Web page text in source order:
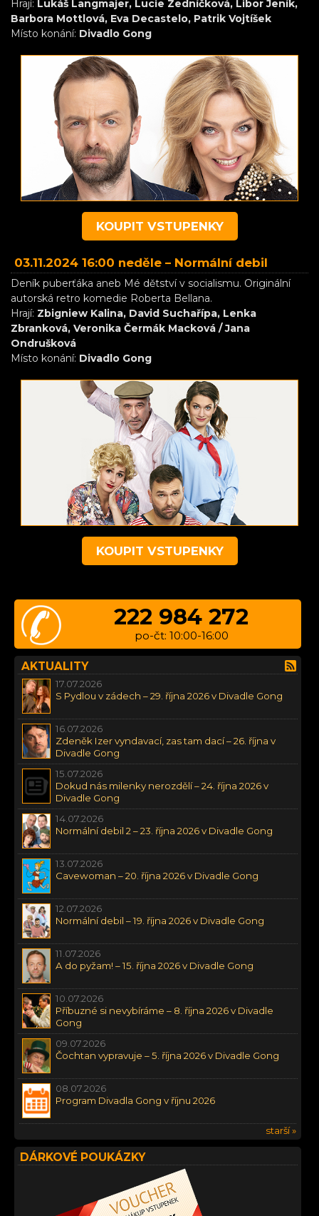
Hrají: Lukáš Langmajer, Lucie Zedníčková, Libor Jeník,
Barbora Mottlová, Eva Decastelo, Patrik Vojtíšek
Místo konání: Divadlo Gong
KOUPIT VSTUPENKY
03.11.2024 16:00 neděle – Normální debil
Deník puberťáka aneb Mé dětství v socialismu. Originální
autorská retro komedie Roberta Bellana.
Hrají: Zbigniew Kalina, David Suchařípa, Lenka
Zbranková, Veronika Čermák Macková / Jana
Ondrušková
Místo konání: Divadlo Gong
KOUPIT VSTUPENKY
222 984 272
po-čt: 10:00-16:00
AKTUALITY
17.07.2026
S Pydlou v zádech – 29. října 2026 v Divadle Gong
16.07.2026
Zdeněk Izer vyndavací, zas tam dací – 26. října v
Divadle Gong
15.07.2026
Dokud nás milenky nerozdělí – 24. října 2026 v
Divadle Gong
14.07.2026
Normální debil 2 – 23. října 2026 v Divadle Gong
13.07.2026
Cavewoman – 20. října 2026 v Divadle Gong
12.07.2026
Normální debil – 19. října 2026 v Divadle Gong
11.07.2026
A do pyžam! – 15. října 2026 v Divadle Gong
10.07.2026
Příbuzné si nevybíráme – 8. října 2026 v Divadle
Gong
09.07.2026
Čochtan vypravuje – 5. října 2026 v Divadle Gong
08.07.2026
Program Divadla Gong v říjnu 2026
starší »
DÁRKOVÉ POUKÁZKY